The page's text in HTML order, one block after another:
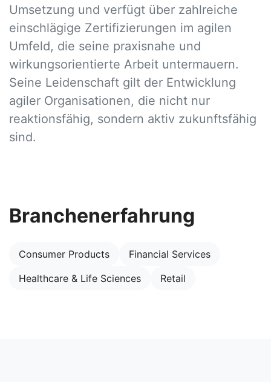
Umsetzung und verfügt über zahlreiche
einschlägige Zertifizierungen im agilen
Umfeld, die seine praxisnahe und
wirkungsorientierte Arbeit untermauern.
Seine Leidenschaft gilt der Entwicklung
agiler Organisationen, die nicht nur
reaktionsfähig, sondern aktiv zukunftsfähig
sind.
Branchenerfahrung
Consumer Products
Financial Services
Healthcare & Life Sciences
Retail